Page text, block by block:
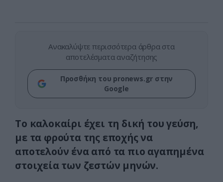
Ανακαλύψτε περισσότερα άρθρα στα
αποτελέσματα αναζήτησης
Προσθήκη του pronews.gr στην
Google
Το καλοκαίρι έχει τη δική του γεύση,
με τα φρούτα της εποχής να
αποτελούν ένα από τα πιο αγαπημένα
στοιχεία των ζεστών μηνών.